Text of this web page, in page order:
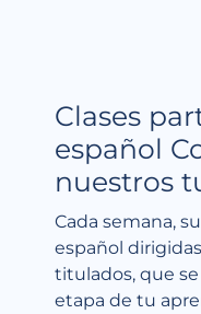
Clases
español
nuestros
Cada semana,
español
titulados, que
etapa de tu